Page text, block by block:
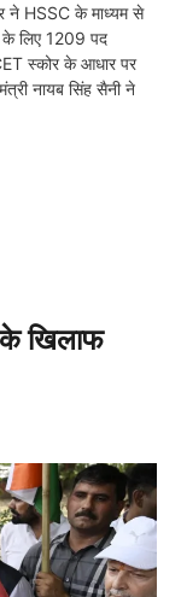
ने HSSC के माध्यम से
लिए 1209 पद
स्कोर के आधार पर
नायब सिंह सैनी ने
खिलाफ